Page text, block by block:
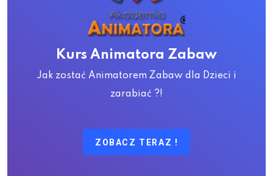
Kurs Animatora Zabaw
Jak zostać Animatorem Zabaw dla Dzieci i
zarabiać ?!
ZOBACZ TERAZ !